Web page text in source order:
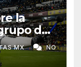
la
de
MX NO